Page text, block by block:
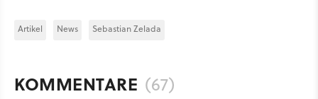
Artikel News Sebastian Zelada
KOMMENTARE (67)